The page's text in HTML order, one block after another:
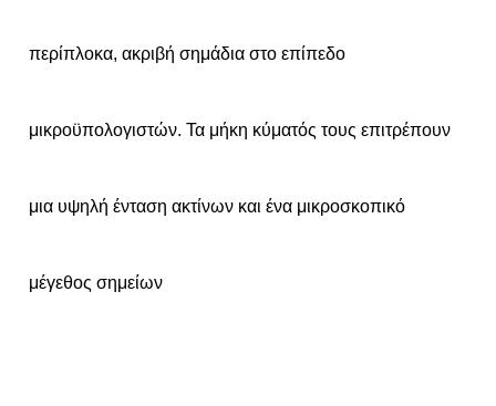
περίπλοκα, ακριβή σημάδια στο επίπεδο
μικροϋπολογιστών. Τα μήκη κύματός τους επιτρέπουν
μια υψηλή ένταση ακτίνων και ένα μικροσκοπικό
μέγεθος σημείων